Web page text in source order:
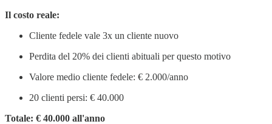
Il costo reale:
Cliente fedele vale 3x un cliente nuovo
Perdita del 20% dei clienti abituali per questo motivo
Valore medio cliente fedele: € 2.000/anno
20 clienti persi: € 40.000
Totale: € 40.000 all'anno